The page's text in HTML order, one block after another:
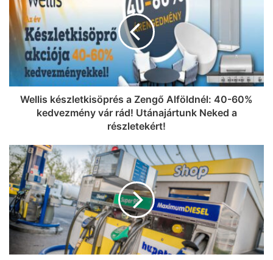
Wellis készletkisöprés a Zengő Alföldnél: 40-60%
kedvezmény vár rád! Utánajártunk Neked a
részletekért!